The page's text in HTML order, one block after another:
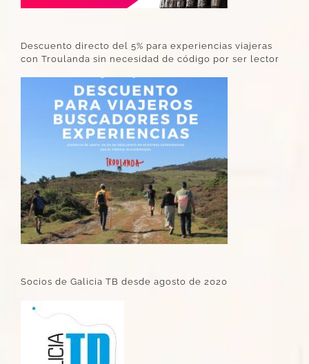
Descuento directo del 5% para experiencias viajeras
con Troulanda sin necesidad de código por ser lector
Socios de Galicia TB desde agosto de 2020